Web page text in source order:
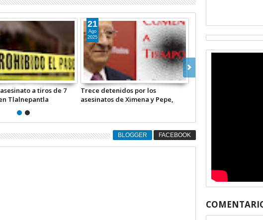
asesinatos de
Asesinan a Víctor
Morales. El colega
en Jiquipilas,
Continúan los asesinatos de
periodistas: el colega Víctor
29
Jun
2024
BLOGGER FACEBOOK